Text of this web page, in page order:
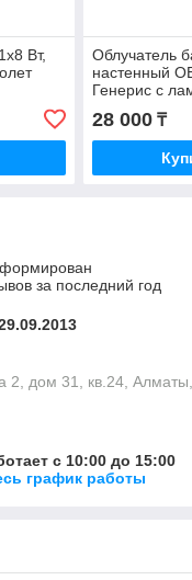
Вт,
Облучатель
настенный
Генерис с
TUV 15W +
28 000₸
за последний год
2, дом 31, кв.24, Алматы,
с 10:00 до 15:00
график работы